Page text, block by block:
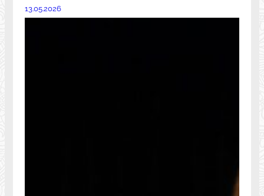
13.05.2026